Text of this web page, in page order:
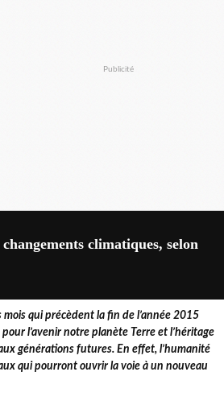
Publicité
climatiques, selon
qui précèdent la fin de l’année 2015
l’avenir notre planète Terre et l’héritage
générations futures. En effet, l’humanité
qui pourront ouvrir la voie à un nouveau